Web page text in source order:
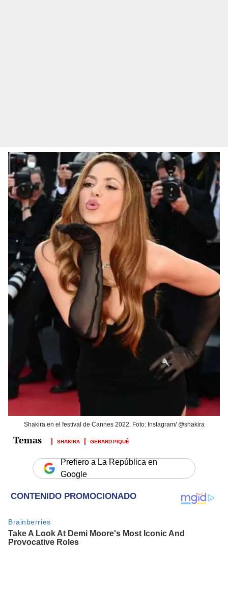
Shakira en el festival de Cannes 2022. Foto: Instagram/ @shakira
SHAKIRA GERARD PIQUÉ
Prefiero a La República en
Google